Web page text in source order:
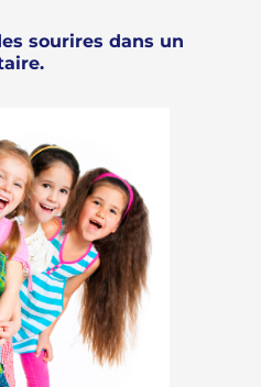
sourires dans un